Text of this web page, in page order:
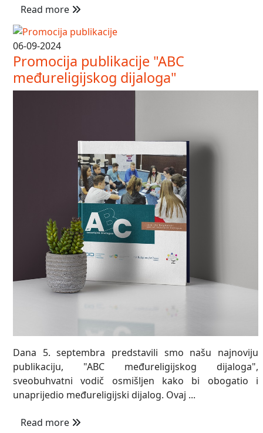
Read more
06-09-2024
Promocija publikacije "ABC
međureligijskog dijaloga"
Dana 5. septembra predstavili smo našu najnoviju
publikaciju, "ABC međureligijskog dijaloga",
sveobuhvatni vodič osmišljen kako bi obogatio i
unaprijedio međureligijski dijalog. Ovaj ...
Read more